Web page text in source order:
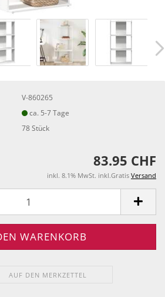
V-860265
ca. 5-7 Tage
78Stück
83.95 CHF
inkl. 8.1% MwSt. inkl.Gratis Versand
AUF DEN MERKZETTEL